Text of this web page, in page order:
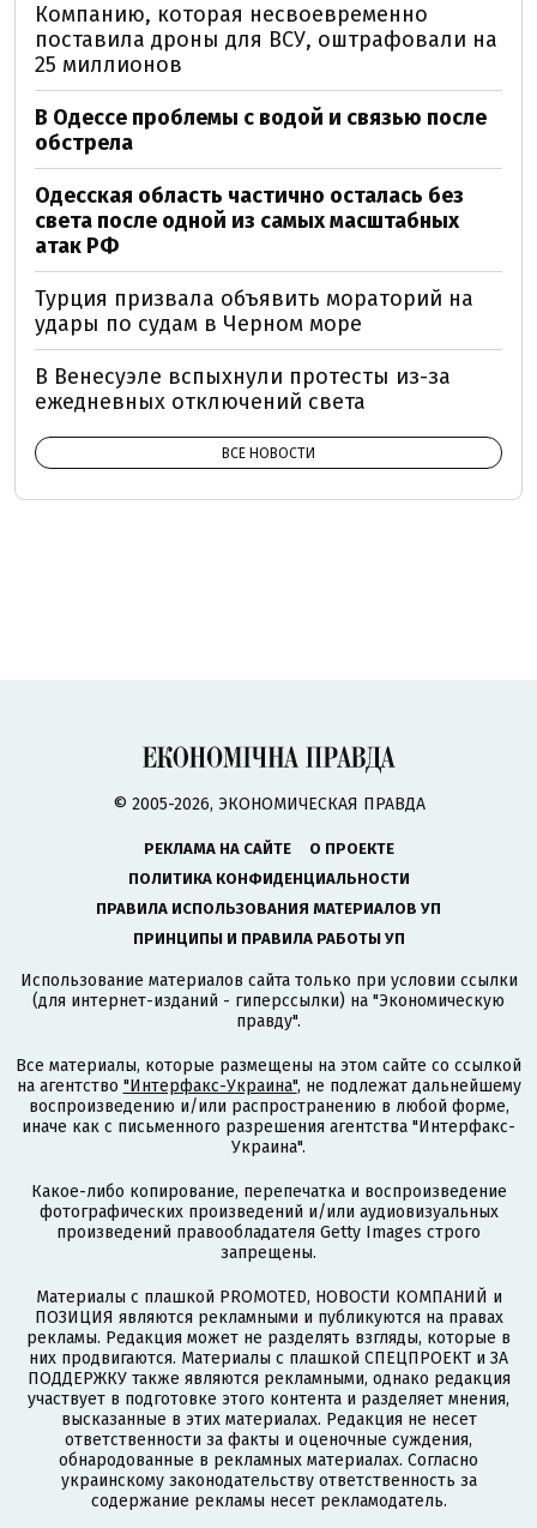
Компанию, которая несвоевременно
поставила дроны для ВСУ, оштрафовали на
25 миллионов
В Одессе проблемы с водой и связью после
обстрела
Одесская область частично осталась без
света после одной из самых масштабных
атак РФ
Турция призвала объявить мораторий на
удары по судам в Черном море
В Венесуэле вспыхнули протесты из-за
ежедневных отключений света
ВСЕ НОВОСТИ
© 2005-2026, ЭКОНОМИЧЕСКАЯ ПРАВДА
РЕКЛАМА НА САЙТЕ
О ПРОЕКТЕ
ПОЛИТИКА КОНФИДЕНЦИАЛЬНОСТИ
ПРАВИЛА ИСПОЛЬЗОВАНИЯ МАТЕРИАЛОВ УП
ПРИНЦИПЫ И ПРАВИЛА РАБОТЫ УП
Использование материалов сайта только при условии ссылки
(для интернет-изданий - гиперссылки) на "Экономическую
правду".
Все материалы, которые размещены на этом сайте со ссылкой
на агентство "Интерфакс-Украина", не подлежат дальнейшему
воспроизведению и/или распространению в любой форме,
иначе как с письменного разрешения агентства "Интерфакс-
Украина".
Какое-либо копирование, перепечатка и воспроизведение
фотографических произведений и/или аудиовизуальных
произведений правообладателя Getty Images строго
запрещены.
Материалы с плашкой PROMOTED, НОВОСТИ КОМПАНИЙ и
ПОЗИЦИЯ являются рекламными и публикуются на правах
рекламы. Редакция может не разделять взгляды, которые в
них продвигаются. Материалы с плашкой СПЕЦПРОЕКТ и ЗА
ПОДДЕРЖКУ также являются рекламными, однако редакция
участвует в подготовке этого контента и разделяет мнения,
высказанные в этих материалах. Редакция не несет
ответственности за факты и оценочные суждения,
обнародованные в рекламных материалах. Согласно
украинскому законодательству ответственность за
содержание рекламы несет рекламодатель.